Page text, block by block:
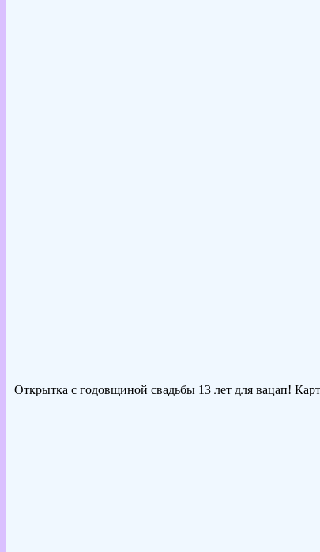
Открытка с годовщиной свадьбы 13 лет для вацап!